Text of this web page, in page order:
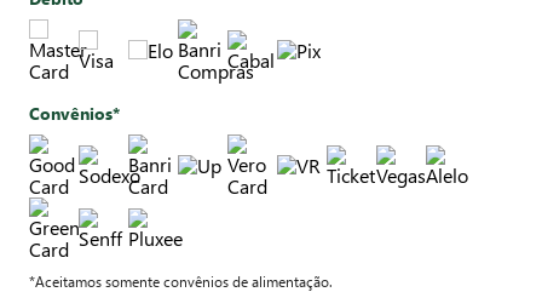
Convênios*
*Aceitamos somente convênios de alimentação.